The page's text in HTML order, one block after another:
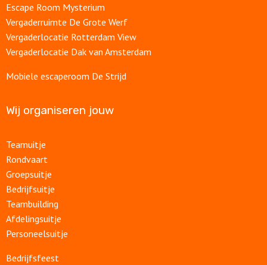
Escape Room Mysterium
Vergaderruimte De Grote Werf
Vergaderlocatie Rotterdam View
Vergaderlocatie Dak van Amsterdam
Mobiele escaperoom De Strijd
Wij organiseren jouw
Teamuitje
Rondvaart
Groepsuitje
Bedrijfsuitje
Teambuilding
Afdelingsuitje
Personeelsuitje
Bedrijfsfeest